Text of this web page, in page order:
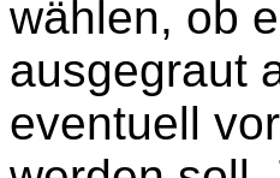
wählen, ob
ausgegraut
eventuell